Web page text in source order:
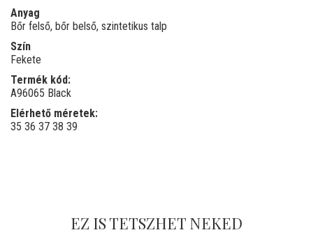
Anyag
Bőr felső, bőr belső, szintetikus talp
Szín
Fekete
Termék kód:
A96065 Black
Elérhető méretek:
35 36 37 38 39
EZ IS TETSZHET NEKED